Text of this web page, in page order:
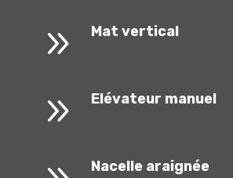
9 Mat vertical
9 Elévateur manuel
Nacelle araignée